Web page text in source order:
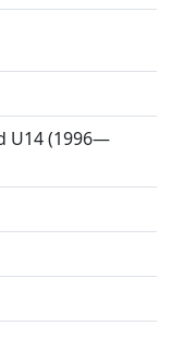
U14 (1996—